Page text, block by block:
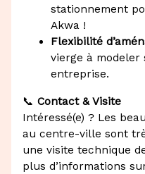
stationnement
Akwa !
Flexibilité
vierge à modeler
entreprise.
📞 Contact & Visite
Intéressé(e) ? Les
au centre-ville sont
une visite technique
plus d’informations